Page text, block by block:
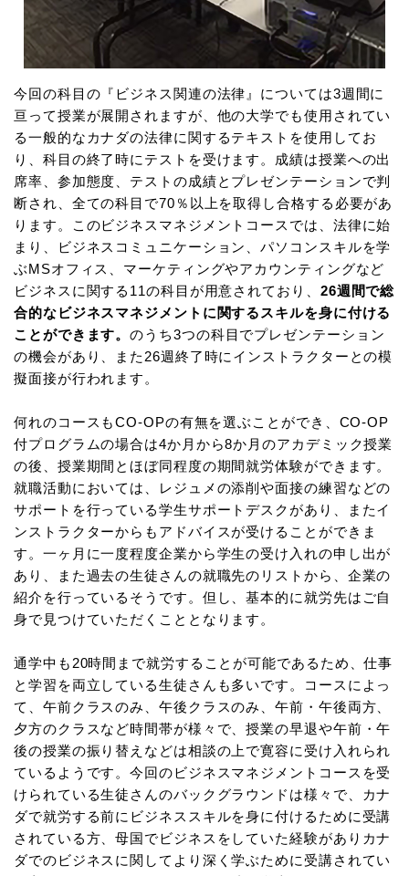
今回の科目の『ビジネス関連の法律』については3週間に
亘って授業が展開されますが、他の大学でも使用されてい
る一般的なカナダの法律に関するテキストを使用してお
り、科目の終了時にテストを受けます。成績は授業への出
席率、参加態度、テストの成績とプレゼンテーションで判
断され、全ての科目で70％以上を取得し合格する必要があ
ります。このビジネスマネジメントコースでは、法律に始
まり、ビジネスコミュニケーション、パソコンスキルを学
ぶMSオフィス、マーケティングやアカウンティングなど
ビジネスに関する11の科目が用意されており、 26週間で総
合的なビジネスマネジメントに関するスキルを身に付ける
ことができます。のうち3つの科目でプレゼンテーション
の機会があり、また26週終了時にインストラクターとの模
擬面接が行われます。
何れのコースもCO-OPの有無を選ぶことができ、CO-OP
付プログラムの場合は4か月から8か月のアカデミック授業
の後、授業期間とほぼ同程度の期間就労体験ができます。
就職活動においては、レジュメの添削や面接の練習などの
サポートを行っている学生サポートデスクがあり、またイ
ンストラクターからもアドバイスが受けることができま
す。一ヶ月に一度程度企業から学生の受け入れの申し出が
あり、また過去の生徒さんの就職先のリストから、企業の
紹介を行っているそうです。但し、基本的に就労先はご自
身で見つけていただくこととなります。
通学中も20時間まで就労することが可能であるため、仕事
と学習を両立している生徒さんも多いです。コースによっ
て、午前クラスのみ、午後クラスのみ、午前・午後両方、
夕方のクラスなど時間帯が様々で、授業の早退や午前・午
後の授業の振り替えなどは相談の上で寛容に受け入れられ
ているようです。今回のビジネスマネジメントコースを受
けられている生徒さんのバックグラウンドは様々で、カナ
ダで就労する前にビジネススキルを身に付けるために受講
されている方、母国でビジネスをしていた経験がありカナ
ダでのビジネスに関してより深く学ぶために受講されてい